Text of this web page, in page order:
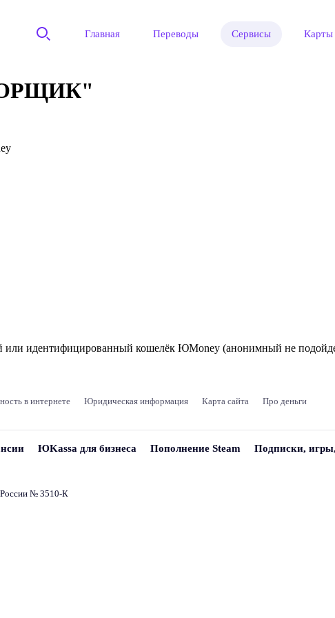
Главная Переводы Сервисы Карты
или идентифицированный кошелёк ЮMoney (анонимный не
в интернете Юридическая информация Карта сайта Про деньги
ЮKassa для бизнеса Пополнение Steam Подписки,
№ 3510‑К